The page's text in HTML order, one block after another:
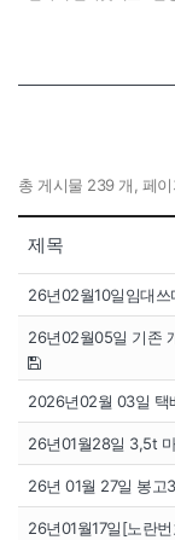
총 게시물 239 개, 페
제목
26년02월10일임대
26년02월05일 기존
2026년02월 03일 택
26년01월28일 3,5t
26년 01월 27일 봉고
26년01월17일[노란